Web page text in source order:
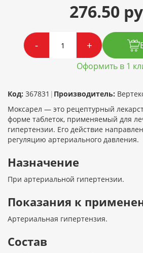
276.50
- +
Оформить в 1
Код: 367831 | Производитель:
Моксарел — это рецептурный
форме таблеток, применяемый для
гипертензии. Его действие
регуляцию артериального давления.
Назначение
При артериальной гипертензии.
Показания к
Артериальная гипертензия.
Состав